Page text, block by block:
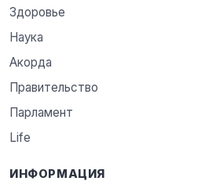
Здоровье
Наука
Акорда
Правительство
Парламент
Life
ИНФОРМАЦИЯ